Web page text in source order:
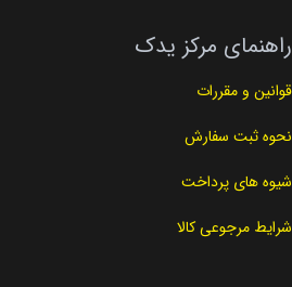
راهنمای مرکز یدک
قوانین و مقررات
نحوه ثبت سفارش
شیوه های پرداخت
شرایط مرجوعی کالا